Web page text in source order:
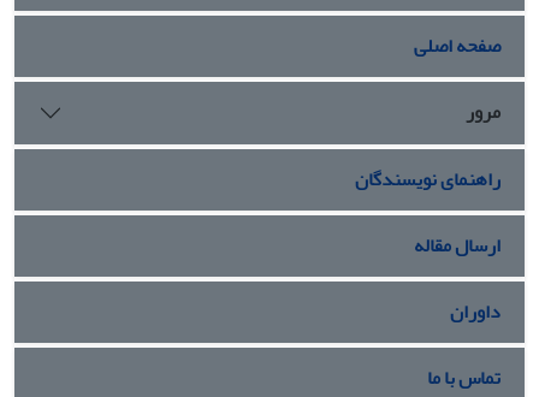
صفحه اصلی
مرور
راهنمای نویسندگان
ارسال مقاله
داوران
تماس با ما